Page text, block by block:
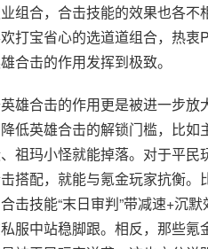
组合，合击技能的效果也各
打宝省心的选道道组合，热衷
合击的作用发挥到极致。
雄合击的作用更是被进一步
低英雄合击的解锁门槛，比
祖玛小怪就能掉落。对于平
搭配，就能与氪金玩家抗衡
击技能“末日审判”带减速+沉
服中站稳脚跟。相反，那些